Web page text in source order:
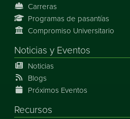
Carreras
Programas de pasantías
Compromiso Universitario
Noticias y Eventos
Noticias
Blogs
Próximos Eventos
Recursos